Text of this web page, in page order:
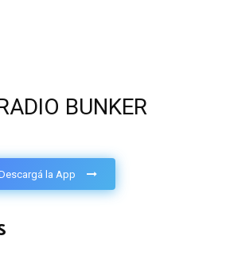
BUNKER
la App